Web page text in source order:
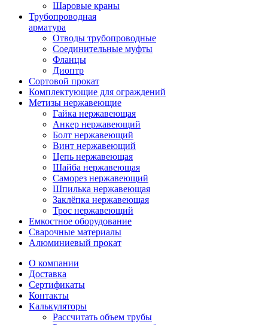
Шаровые краны
Трубопроводная
арматура
Отводы трубопроводные
Соединительные муфты
Фланцы
Диоптр
Сортовой прокат
Комплектующие для ограждений
Метизы нержавеющие
Гайка нержавеющая
Анкер нержавеющий
Болт нержавеющий
Винт нержавеющий
Цепь нержавеющая
Шайба нержавеющая
Саморез нержавеющий
Шпилька нержавеющая
Заклёпка нержавеющая
Трос нержавеющий
Емкостное оборудование
Сварочные материалы
Алюминиевый прокат
О компании
Доставка
Сертификаты
Контакты
Калькуляторы
Рассчитать объем трубы